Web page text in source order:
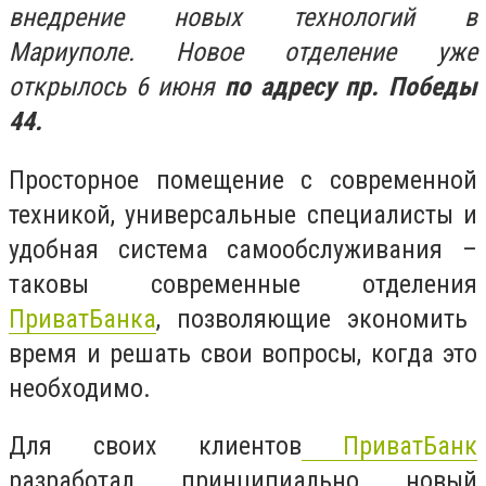
внедрение новых технологий в
Мариуполе. Новое отделение уже
открылось 6 июня по адресу пр. Победы
44.
Просторное помещение с современной
техникой, универсальные специалисты и
удобная система самообслуживания –
таковы современные отделения
ПриватБанка, позволяющие экономить
время и решать свои вопросы, когда это
необходимо.
Для своих клиентов ПриватБанк